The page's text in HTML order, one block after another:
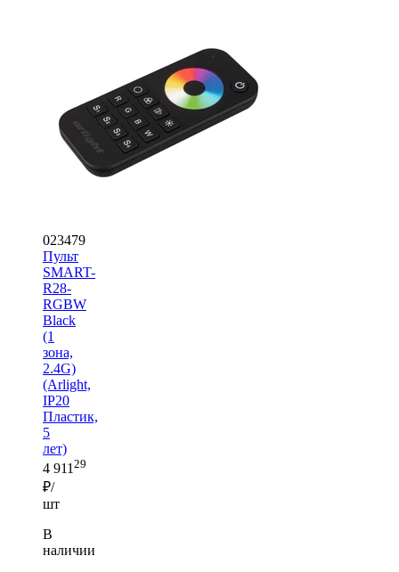
023479
Пульт
SMART-
R28-
RGBW
Black
(1
зона,
2.4G)
(Arlight,
IP20
Пластик,
5
лет)
4 91129
₽/
шт
В
наличии